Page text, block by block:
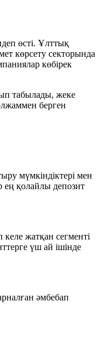
өсті. Ұлттық
көрсету секторында
көбірек
табылады, жеке
берген
мүмкіндіктері мен
ең қолайлы депозит
жатқан сегменті
үш ай ішінде
әмбебап